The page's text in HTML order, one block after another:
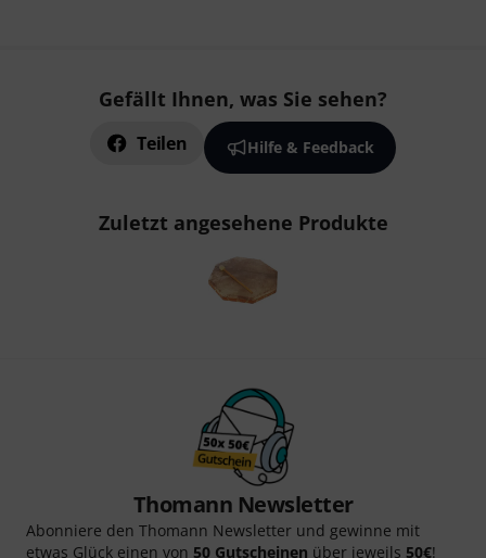
Gefällt Ihnen, was Sie sehen?
Teilen Hilfe & Feedback
Zuletzt angesehene Produkte
Thomann Newsletter
Abonniere den Thomann Newsletter und gewinne mit
etwas Glück einen von 50 Gutscheinen über jeweils 50€!